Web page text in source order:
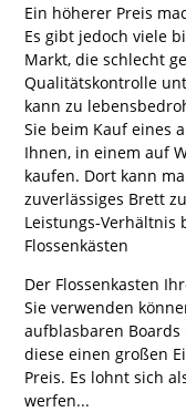
Ein höherer Preis
Es gibt jedoch viele
Markt, die schlecht
Qualitätskontrolle
kann zu
Sie beim Kauf eines
Ihnen, in einem auf
kaufen. Dort kann
zuverlässiges Brett
Leistungs-Verhältnis
Flossenkästen
Der Flossenkasten
Sie verwenden
aufblasbaren
diese einen großen
Preis. Es lohnt sich
werfen...